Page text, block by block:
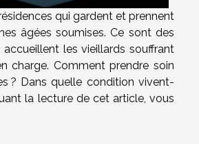
qui gardent et prennent
âgées soumises. Ce sont des
les vieillards souffrant
charge. Comment prendre soin
? Dans quelle condition vivent-
la lecture de cet article, vous